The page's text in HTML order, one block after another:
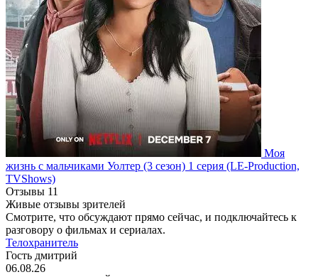
Моя
жизнь с мальчиками Уолтер (3 сезон) 1 серия (LE-Production,
TVShows)
Отзывы 11
Живые отзывы зрителей
Смотрите, что обсуждают прямо сейчас, и подключайтесь к
разговору о фильмах и сериалах.
Телохранитель
Гость дмитрий
06.08.26